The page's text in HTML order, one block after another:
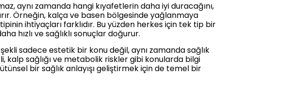
aynı zamanda hangi kıyafetlerin daha iyi duracağını,
Örneğin, kalça ve basen bölgesinde yağlanmaya
ihtiyaçları farklıdır. Bu yüzden herkes için tek tip bir
hızlı ve sağlıklı sonuçlar doğurur.
sadece estetik bir konu değil, aynı zamanda sağlık
kalp sağlığı ve metabolik riskler gibi konularda bilgi
bir sağlık anlayışı geliştirmek için de temel bir